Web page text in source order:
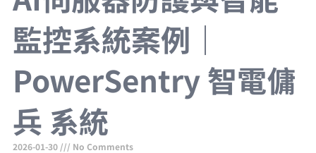
監控系統案例｜
PowerSentry 智電傭
兵 系統
2026-01-30 No Comments